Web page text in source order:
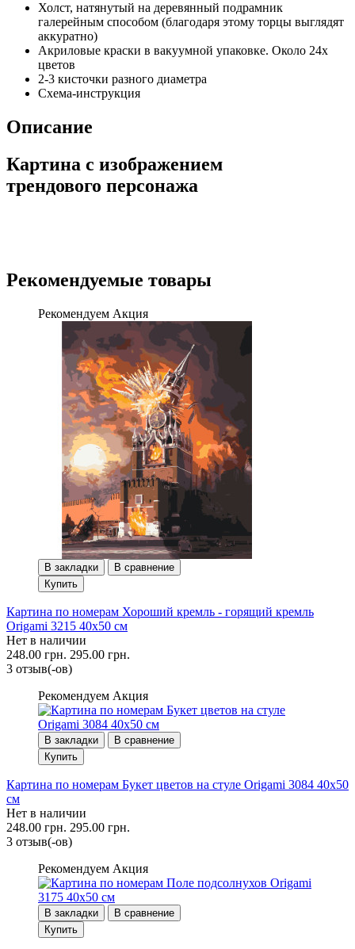
Холст, натянутый на деревянный подрамник
галерейным способом (благодаря этому торцы выглядят
аккуратно)
Акриловые краски в вакуумной упаковке. Около 24х
цветов
2-3 кисточки разного диаметра
Схема-инструкция
Описание
Картина с изображением
трендового персонажа
Рекомендуемые товары
Рекомендуем Акция
В закладки
В сравнение
Купить
Картина по номерам Хороший кремль - горящий кремль
Origami 3215 40x50 см
Нет в наличии
248.00 грн. 295.00 грн.
3 отзыв(-ов)
Рекомендуем Акция
В закладки
В сравнение
Купить
Картина по номерам Букет цветов на стуле Origami 3084 40x50
см
Нет в наличии
248.00 грн. 295.00 грн.
3 отзыв(-ов)
Рекомендуем Акция
В закладки
В сравнение
Купить